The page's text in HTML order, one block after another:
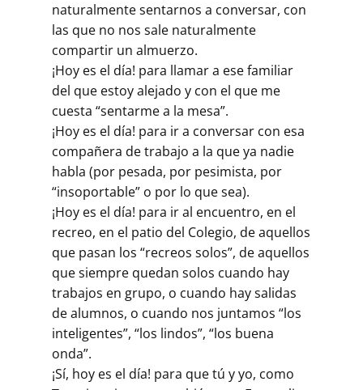
naturalmente sentarnos a conversar, con
las que no nos sale naturalmente
compartir un almuerzo.
¡Hoy es el día! para llamar a ese familiar
del que estoy alejado y con el que me
cuesta “sentarme a la mesa”.
¡Hoy es el día! para ir a conversar con esa
compañera de trabajo a la que ya nadie
habla (por pesada, por pesimista, por
“insoportable” o por lo que sea).
¡Hoy es el día! para ir al encuentro, en el
recreo, en el patio del Colegio, de aquellos
que pasan los “recreos solos”, de aquellos
que siempre quedan solos cuando hay
trabajos en grupo, o cuando hay salidas
de alumnos, o cuando nos juntamos “los
inteligentes”, “los lindos”, “los buena
onda”.
¡Sí, hoy es el día! para que tú y yo, como